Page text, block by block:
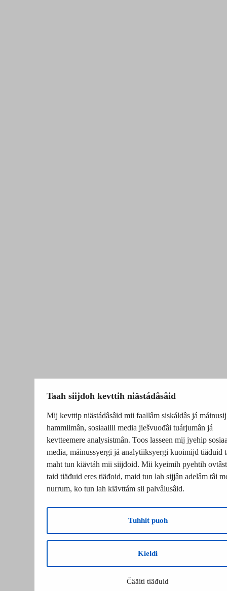
Taah siijđoh kevttih niästádâsâid
Mij kevttip niästádâsâid mii faallâm siskáldâs já máinusij
hammiimân, sosiaallii media jiešvuođâi tuárjumân já
kevtteemere analysistmân. Toos lasseen mij jyehip
media, máinussyergi já analytiiksyergi kuoimijd tiäđuid
maht tun kiävtáh mii siijđoid. Mii kyeimih pyehtih
taid tiäđuid eres tiäđoid, maid tun lah sijjân adelâm tâi
nurrum, ko tun lah kiävttám sii palvâlusâid.
Tuhhit puoh
Kieldi
Čääiti tiäđuid